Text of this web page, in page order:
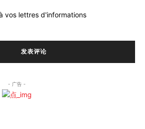
vos lettres d'informations
- 广告 -